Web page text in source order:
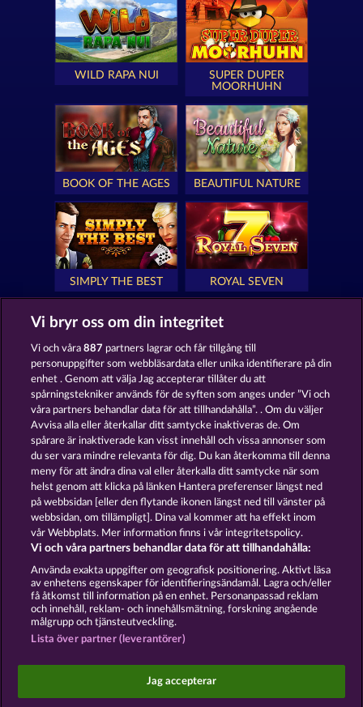
WILD RAPA NUI
SUPER DUPER
MOORHUHN
BOOK OF THE AGES BEAUTIFUL NATURE
SIMPLY THE BEST ROYAL SEVEN
GOLDEN EI OF
MOORHUHN
FOREVER
DIAMONDS
Visa alla spel
Användarvillkor
Sekretess- och cookiepolicy Avtryck
Om Företaget FAQ
Skicka in en begäran om att ångra köpet
Sociala casinospel är endast avsedda för
underhållningsändamål och har absolut inget
Vi bryr oss om din integritet
Vi och våra887 partners lagrar och får tillgång till
personuppgifter som webbläsardata eller unika identifierare på din
enhet . Genom att välja Jag accepterar tillåter du att
spårningstekniker används för de syften som anges under ”Vi och
våra partners behandlar data för att tillhandahålla”. . Om du väljer
Avvisa alla eller återkallar ditt samtycke inaktiveras de. Om
spårare är inaktiverade kan visst innehåll och vissa annonser som
du ser vara mindre relevanta för dig. Du kan återkomma till denna
meny för att ändra dina val eller återkalla ditt samtycke när som
helst genom att klicka på länken Hantera preferenser längst ned
på webbsidan [eller den flytande ikonen längst ned till vänster på
webbsidan, om tillämpligt]. Dina val kommer att ha effekt inom
vår Webbplats. Mer information finns i vår integritetspolicy.
Vi och våra partners behandlar data för att tillhandahålla:
Använda exakta uppgifter om geografisk positionering. Aktivt läsa
av enhetens egenskaper för identifieringsändamål. Lagra och/eller
få åtkomst till information på en enhet. Personanpassad reklam
och innehåll, reklam- och innehållsmätning, forskning angående
målgrupp och tjänsteutveckling.
Lista över partner (leverantörer)
Jag accepterar